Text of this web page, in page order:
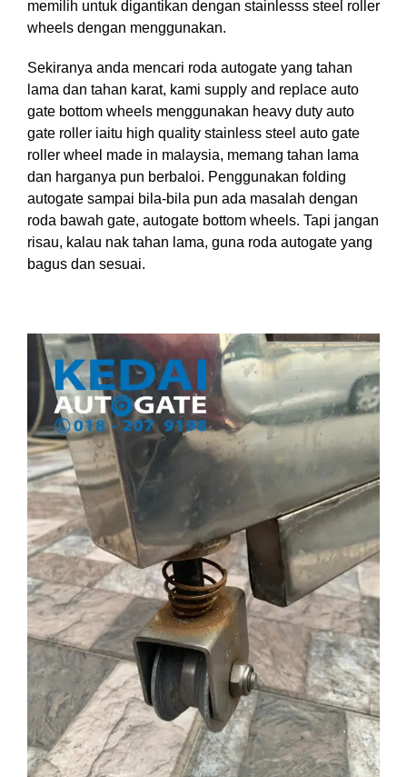
memilih untuk digantikan dengan stainlesss steel roller
wheels dengan menggunakan.
Sekiranya anda mencari roda autogate yang tahan
lama dan tahan karat, kami supply and replace auto
gate bottom wheels menggunakan heavy duty auto
gate roller iaitu high quality stainless steel auto gate
roller wheel made in malaysia, memang tahan lama
dan harganya pun berbaloi. Penggunakan folding
autogate sampai bila-bila pun ada masalah dengan
roda bawah gate, autogate bottom wheels. Tapi jangan
risau, kalau nak tahan lama, guna roda autogate yang
bagus dan sesuai.